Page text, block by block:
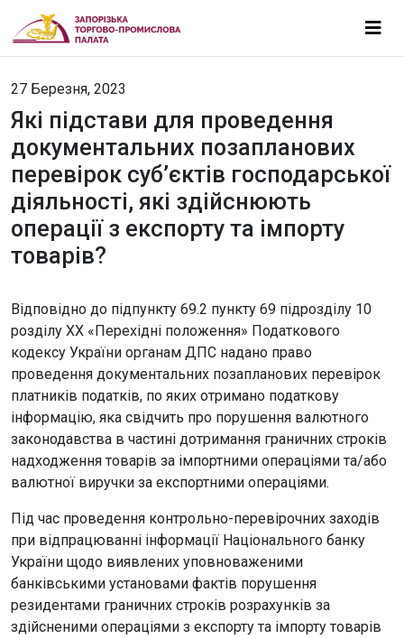
27 Березня, 2023
Які підстави для проведення
документальних позапланових
перевірок суб’єктів господарської
діяльності, які здійснюють
операції з експорту та імпорту
товарів?
Відповідно до підпункту 69.2 пункту 69 підрозділу 10
розділу ХХ «Перехідні положення» Податкового
кодексу України органам ДПС надано право
проведення документальних позапланових перевірок
платників податків, по яких отримано податкову
інформацію, яка свідчить про порушення валютного
законодавства в частині дотримання граничних строків
надходження товарів за імпортними операціями та/або
валютної виручки за експортними операціями.
Під час проведення контрольно-перевірочних заходів
при відпрацюванні інформації Національного банку
України щодо виявлених уповноваженими
банківськими установами фактів порушення
резидентами граничних строків розрахунків за
здійсненими операціями з експорту та імпорту товарів